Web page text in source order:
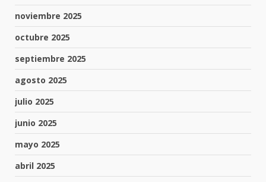
noviembre 2025
octubre 2025
septiembre 2025
agosto 2025
julio 2025
junio 2025
mayo 2025
abril 2025